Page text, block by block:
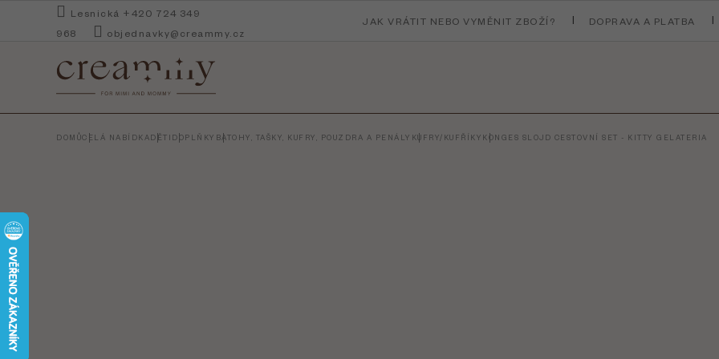
Lesnická +420 724 349
968
objednavky@creammy.cz
JAK VRÁTIT NEBO VYMĚNIT ZBOŽÍ? DOPRAVA A PLATBA
DOMŮCELÁ NABÍDKADĚTI DOPLŇKY BATOHY, TAŠKY, KUFRY, POUZDRA A PENÁLY KUFRY/KUFŘÍKY KONGES SLOJD CESTOVNÍ SET - KITTY GELATERIA